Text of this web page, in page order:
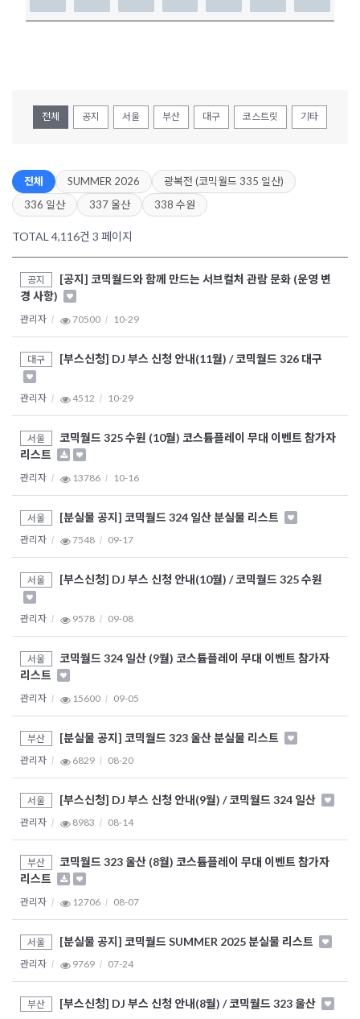
전체 공지 서울 부산 대구 코스트릿 기타
전체 SUMMER 2026
광복전 (코믹월드 335 일산)
336 일산
337 울산 338 수원
TOTAL 4,116건 3 페이지
공지
[공지] 코믹월드와 함께 만드는 서브컬처 관람 문화 (운영 변
경 사항)
관리자 70500 10-29
대구 [부스신청] DJ 부스 신청 안내(11월) / 코믹월드 326 대구
관리자 4512 10-29
서울
코믹월드 325 수원 (10월) 코스튬플레이 무대 이벤트 참가자
리스트
관리자 13786 10-16
서울 [분실물 공지] 코믹월드 324 일산 분실물 리스트
관리자 7548 09-17
서울 [부스신청] DJ 부스 신청 안내(10월) / 코믹월드 325 수원
관리자 9578 09-08
서울
코믹월드 324 일산 (9월) 코스튬플레이 무대 이벤트 참가자
리스트
관리자 15600 09-05
부산 [분실물 공지] 코믹월드 323 울산 분실물 리스트
관리자 6829 08-20
서울 [부스신청] DJ 부스 신청 안내(9월) / 코믹월드 324 일산
관리자 8983 08-14
부산
코믹월드 323 울산 (8월) 코스튬플레이 무대 이벤트 참가자
리스트
관리자 12706 08-07
서울 [분실물 공지] 코믹월드 SUMMER 2025 분실물 리스트
관리자 9769 07-24
부산 [부스신청] DJ 부스 신청 안내(8월) / 코믹월드 323 울산